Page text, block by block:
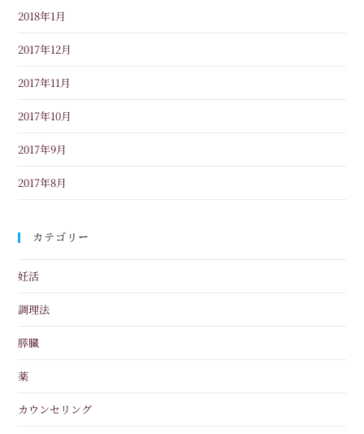
2018年1月
2017年12月
2017年11月
2017年10月
2017年9月
2017年8月
カテゴリー
妊活
調理法
膵臓
薬
カウンセリング